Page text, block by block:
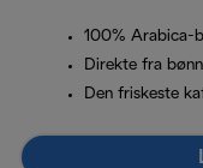
100% Arabica-
Direkte fra
Den friskeste